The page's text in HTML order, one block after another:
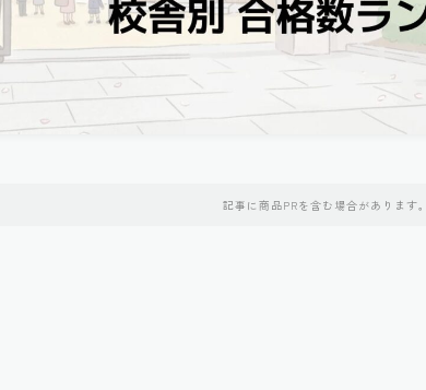
記事に商品PRを含む場合があります。